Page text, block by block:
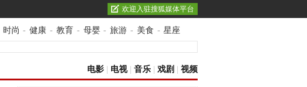
欢迎入驻搜狐媒体平台
时尚 - 健康 - 教育 - 母婴 - 旅游 - 美食 - 星座
电影 电视| 音乐 戏剧 视频